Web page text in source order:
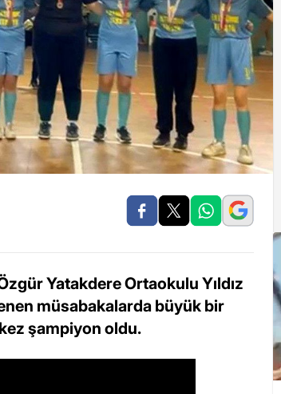
Yatakdere Ortaokulu Yıldız
müsabakalarda büyük bir
şampiyon oldu.